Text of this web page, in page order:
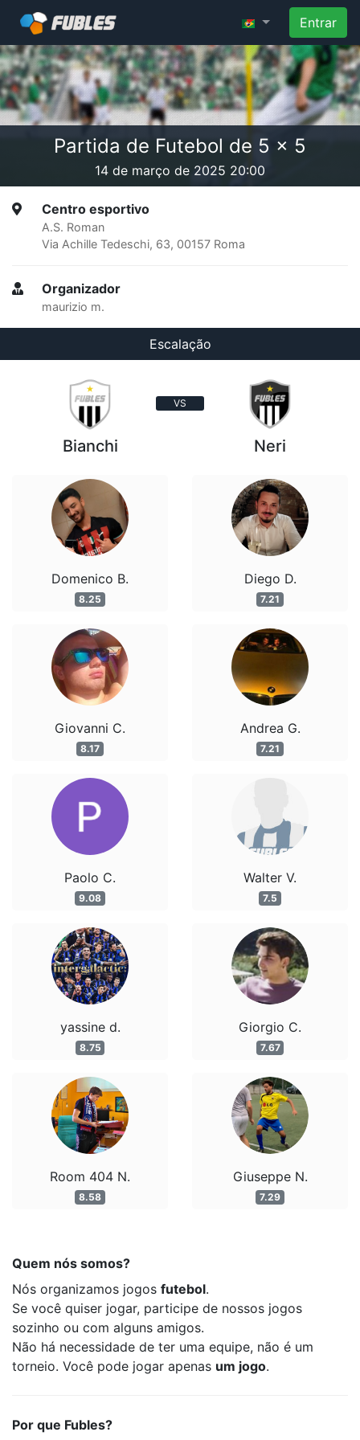
Entrar
Partida de Futebol de 5 x 5
14 de março de 2025 20:00
Centro esportivo
A.S. Roman
Via Achille Tedeschi, 63, 00157 Roma
Organizador
maurizio m.
Escalação
VS
Bianchi
Domenico B.
8.25
Giovanni C.
8.17
Paolo C.
9.08
yassine d.
8.75
Room 404 N.
8.58
Neri
Diego D.
7.21
Andrea G.
7.21
Walter V.
7.5
Giorgio C.
7.67
Giuseppe N.
7.29
Quem nós somos?
Nós organizamos jogos futebol.
Se você quiser jogar, participe de nossos jogos
sozinho ou com alguns amigos.
Não há necessidade de ter uma equipe, não é um
torneio. Você pode jogar apenas um jogo.
Por que Fubles?